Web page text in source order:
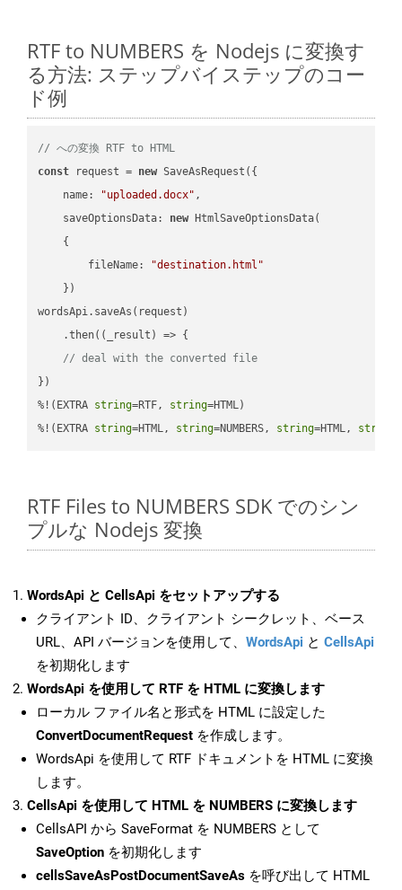
RTF to NUMBERS を Nodejs に変換す
る方法: ステップバイステップのコー
ド例
// への変換 RTF to HTML
const request = new SaveAsRequest({
name: "uploaded.docx" ,
saveOptionsData: new HtmlSaveOptionsData(
    {
fileName:
"destination.html"
    })
wordsApi.saveAs(request)
    .then(
( _result ) => {
// deal with the converted file
})
%!(EXTRA string=RTF, string=HTML)
%!(EXTRA string=HTML, string=NUMBERS, string=HTML, string
RTF Files to NUMBERS SDK でのシン
プルな Nodejs 変換
WordsApi と CellsApi をセットアップする
クライアント ID、クライアント シークレット、ベース
URL、API バージョンを使用して、 WordsApi と CellsApi
を初期化します
WordsApi を使用して RTF を HTML に変換します
ローカル ファイル名と形式を HTML に設定した
ConvertDocumentRequest を作成します。
WordsApi を使用して RTF ドキュメントを HTML に変換
します。
CellsApi を使用して HTML を NUMBERS に変換します
CellsAPI から SaveFormat を NUMBERS として
SaveOption を初期化します
cellsSaveAsPostDocumentSaveAs を呼び出して HTML